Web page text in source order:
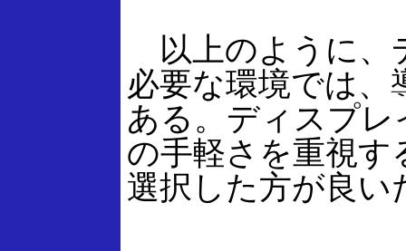
以上のように、
必要な環境では、
ある。ディスプレ
の手軽さを重視す
選択した方が良い